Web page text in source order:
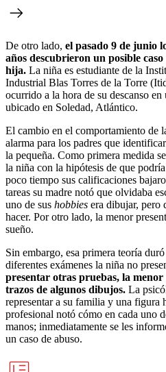
De otro lado, el pasado 9 de junio
años descubrieron un posible
hija. La niña es estudiante de la
Industrial Blas Torres de la Torre
ocurrido a la hora de su descanso
ubicado en Soledad, Atlántico.
El cambio en el comportamiento de
alarma para los padres que
la pequeña. Como primera medida
la niña con la hipótesis de que
poco tiempo sus calificaciones
tareas su madre notó que olvidaba
uno de sus hobbies era dibujar, pero
hacer. Por otro lado, la menor
sueño.
Sin embargo, esa primera teoría
diferentes exámenes la niña no
presentar otras pruebas, la
trazos de algunos dibujos. La
representar a su familia y una figura
profesional notó cómo en cada uno
manos; inmediatamente se les
un caso de abuso.